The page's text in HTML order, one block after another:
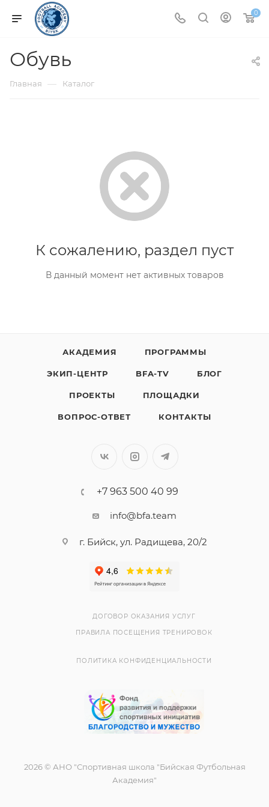
0
Обувь
Главная — Каталог
К сожалению, раздел пуст
В данный момент нет активных товаров
АКАДЕМИЯ ПРОГРАММЫ
ЭКИП-ЦЕНТР BFA-TV БЛОГ
ПРОЕКТЫ ПЛОЩАДКИ
ВОПРОС-ОТВЕТ КОНТАКТЫ
+7 963 500 40 99
info@bfa.team
г. Бийск, ул. Радищева, 20/2
ДОГОВОР ОКАЗАНИЯ УСЛУГ
ПРАВИЛА ПОСЕЩЕНИЯ ТРЕНИРОВОК
ПОЛИТИКА КОНФИДЕНЦИАЛЬНОСТИ
2026 © АНО "Спортивная школа "Бийская Футбольная
Академия"